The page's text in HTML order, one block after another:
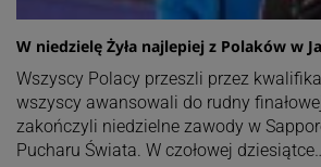
W niedzielę Żyła najlepiej z Polaków w
Wszyscy Polacy przeszli przez
wszyscy awansowali do rudny
zakończyli niedzielne zawody w
Pucharu Świata. W czołowej